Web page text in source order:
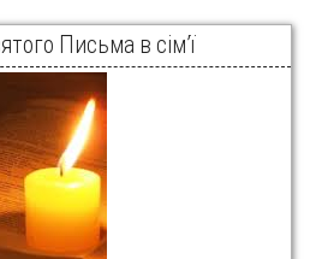
Письма в сім’ї